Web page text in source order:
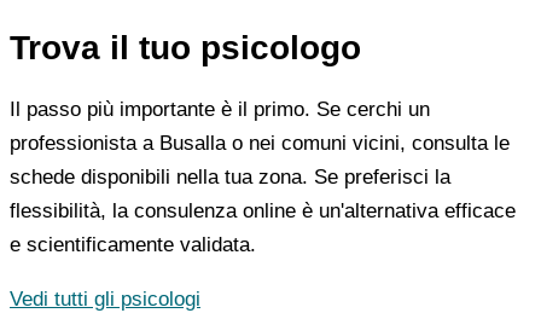
Trova il tuo psicologo
Il passo più importante è il primo. Se cerchi un
professionista a Busalla o nei comuni vicini, consulta le
schede disponibili nella tua zona. Se preferisci la
flessibilità, la consulenza online è un'alternativa efficace
e scientificamente validata.
Vedi tutti gli psicologi